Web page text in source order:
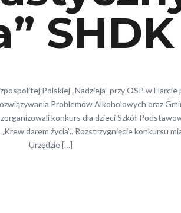
SHDK
Polskiej „Nadzieja” przy OSP w Harcie
Problemów Alkoholowych oraz
konkurs dla dzieci Szkół
darem życia”.. Rozstrzygnięcie konkursu
Urzędzie […]